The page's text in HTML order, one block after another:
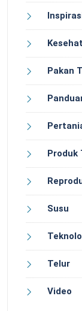
Pakan
Produk
Susu
Telur
Video